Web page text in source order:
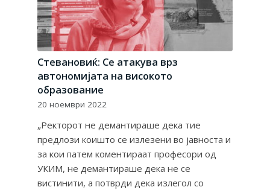
Стевановиќ: Се атакува врз
автономијата на високото
образование
20 ноември 2022
„Ректорот не демантираше дека тие
предлози коишто се излезени во јавноста и
за кои патем коментираат професори од
УКИМ, не демантираше дека не се
вистинити, а потврди дека излегол со